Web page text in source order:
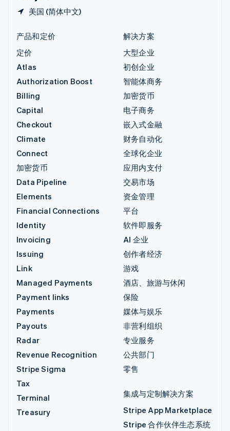
美国 (简体中文)
产品和定价
定价
Atlas
Authorization Boost
Billing
Capital
Checkout
Climate
Connect
加密货币
Data Pipeline
Elements
Financial Connections
Identity
Invoicing
Issuing
Link
Managed Payments
Payment links
Payments
Payouts
Radar
Revenue Recognition
Stripe Sigma
Tax
Terminal
Treasury
解决方案
大型企业
初创企业
智能体商务
加密货币
电子商务
嵌入式金融
财务自动化
全球化企业
应用内支付
交易市场
资金管理
平台
软件即服务
AI 企业
创作者经济
游戏
酒店、旅游与休闲
保险
媒体与娱乐
非营利组织
专业服务
公共部门
零售
集成与定制解决方案
Stripe App Marketplace
Stripe 合作伙伴生态系统